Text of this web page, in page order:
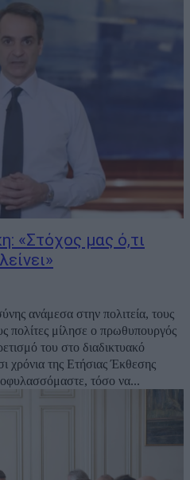
«Στόχος μας ό,τι
ανάμεσα στην πολιτεία, τους
πολίτες μίλησε ο πρωθυπουργός
του στο διαδικτυακό
χρόνια της Ετήσιας Έκθεσης
«Όσο προφυλασσόμαστε, τόσο να...